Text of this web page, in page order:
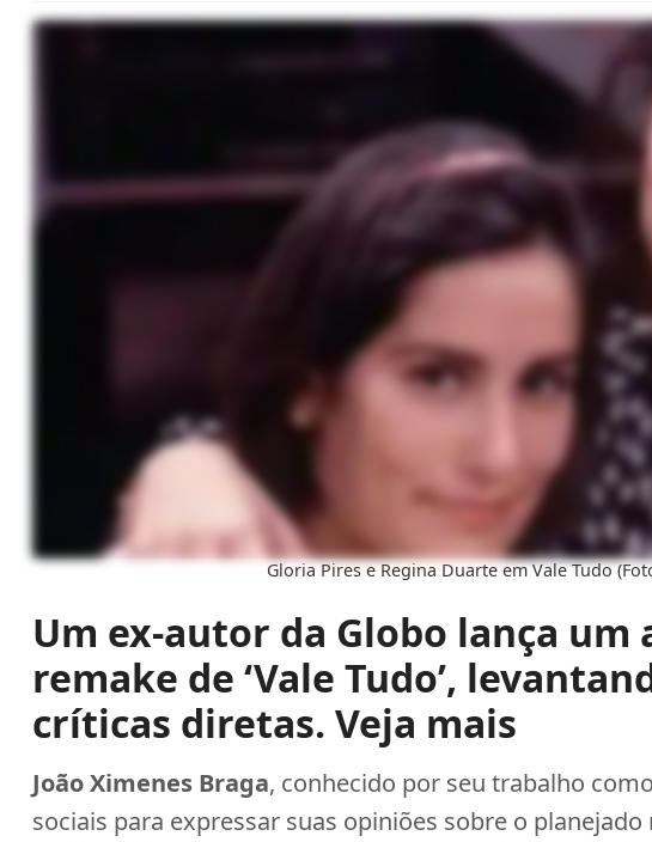
Gloria Pires e Regina Duarte em Vale Tudo
Um ex-autor da Globo lança um
remake de ‘Vale Tudo’,
críticas diretas. Veja mais
João Ximenes Braga, conhecido por seu trabalho
sociais para expressar suas opiniões sobre o planejado